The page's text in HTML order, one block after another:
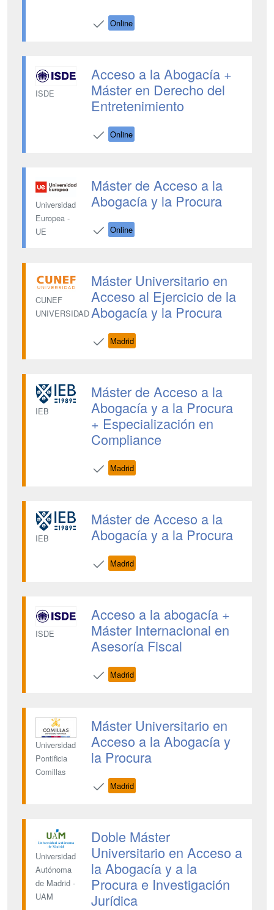
Online
ISDE
Acceso a la Abogacía +
Máster en Derecho del
Entretenimiento
Online
Universidad
Europea -
UE
Máster de Acceso a la
Abogacía y la Procura
Online
CUNEF
UNIVERSIDAD
Máster Universitario en
Acceso al Ejercicio de la
Abogacía y la Procura
Madrid
IEB
Máster de Acceso a la
Abogacía y a la Procura
+ Especialización en
Compliance
Madrid
IEB
Máster de Acceso a la
Abogacía y a la Procura
Madrid
ISDE
Acceso a la abogacía +
Máster Internacional en
Asesoría Fiscal
Madrid
Universidad
Pontificia
Comillas
Máster Universitario en
Acceso a la Abogacía y
la Procura
Madrid
Universidad
Autónoma
de Madrid -
UAM
Doble Máster
Universitario en Acceso a
la Abogacía y a la
Procura e Investigación
Jurídica